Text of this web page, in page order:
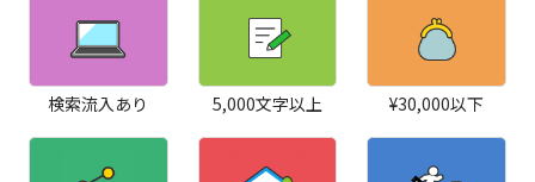
検索流入あり 5,000文字以上 ¥30,000以下